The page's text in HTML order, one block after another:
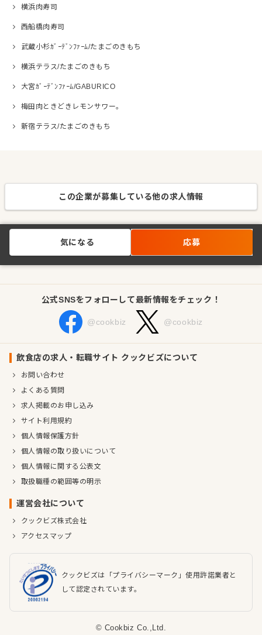
横浜肉寿司
西船橋肉寿司
武蔵小杉ｶﾞｰﾃﾞﾝﾌｧｰﾑ/たまごのきもち
横浜テラス/たまごのきもち
大宮ｶﾞｰﾃﾞﾝﾌｧｰﾑ/GABURICO
梅田肉ときどきレモンサワー。
新宿テラス/たまごのきもち
この企業が募集している他の求人情報
気になる 応募
公式SNSをフォローして最新情報をチェック！
@cookbiz @cookbiz
飲食店の求人・転職サイト クックビズについて
お問い合わせ
よくある質問
求人掲載のお申し込み
サイト利用規約
個人情報保護方針
個人情報の取り扱いについて
個人情報に関する公表文
取扱職種の範囲等の明示
運営会社について
クックビズ株式会社
アクセスマップ
クックビズは「プライバシーマーク」使用許諾業者と
して認定されています。
© Cookbiz Co.,Ltd.